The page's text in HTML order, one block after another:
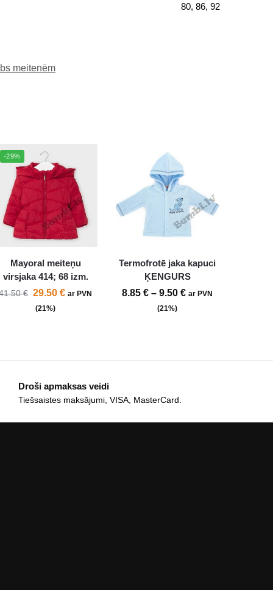
80, 86, 92
meitenēm
-29%
Mayoral meiteņu
virsjaka 414; 68 izm.
€ 29.50€ ar PVN
(21%)
Termofrotē jaka kapuci
ĶENGURS
8.85€ – 9.50€ ar PVN
(21%)
Droši apmaksas veidi
Tiešsaistes maksājumi, VISA, MasterCard.